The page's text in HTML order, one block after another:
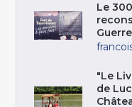
Le
"Le
de